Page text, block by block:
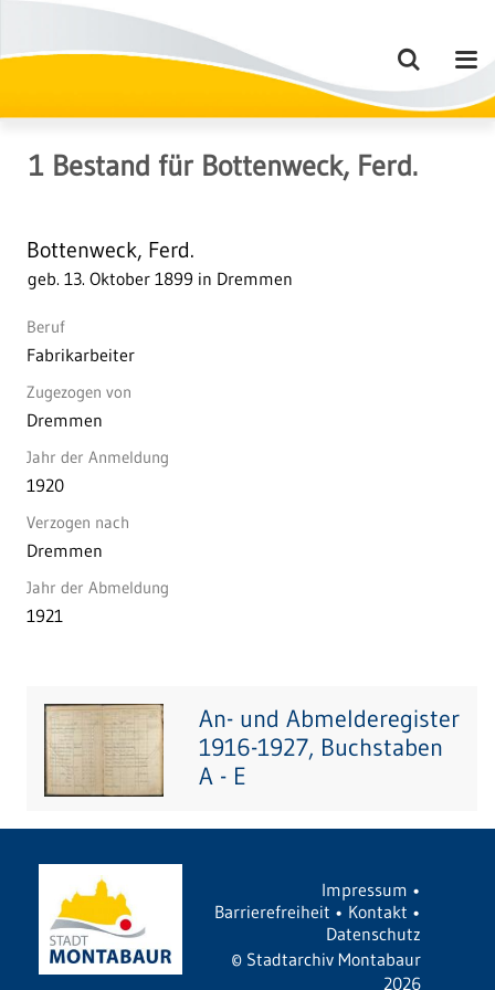
1 Bestand für Bottenweck, Ferd.
Bottenweck, Ferd.
geb. 13. Oktober 1899 in Dremmen
Beruf
Fabrikarbeiter
Zugezogen von
Dremmen
Jahr der Anmeldung
1920
Verzogen nach
Dremmen
Jahr der Abmeldung
1921
An- und Abmelderegister
1916-1927, Buchstaben
A - E
Impressum •
Barrierefreiheit • Kontakt •
Datenschutz
© Stadtarchiv Montabaur
2026